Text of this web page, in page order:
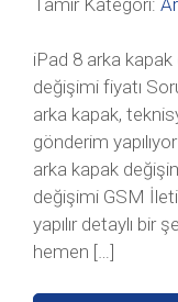
Tamir Kategori:
iPad 8 arka
değişimi fiyatı
arka kapak,
gönderim
arka kapak
değişimi GSM
yapılır detaylı bir
hemen […]